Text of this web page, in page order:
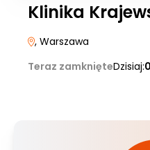
Klinika
, Warszawa
Teraz zamknięteDzisiaj: